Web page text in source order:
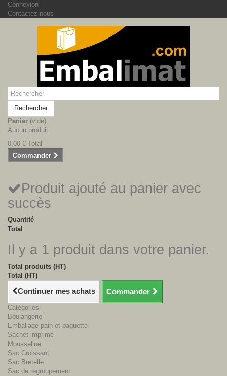
Connexion
Contactez-nous
Rechercher
Panier (vide)
Aucun produit
0,00 € Total
Commander
Produit ajouté au panier avec
succès
Quantité
Total
Il y a 1 produit dans votre panier.
Total produits (HT)
Total (HT)
Continuer mes achats Commander
Catégories
Boulangerie
Emballage pain et baguette
Sachet imprimé
Mousseline
Sac Croissant
Sac Bretelle
Sac de regroupement